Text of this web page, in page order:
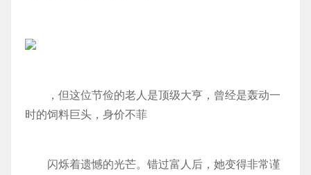
，但这位节俭的老人是顶级大亨，曾经是轰动一
时的饲料巨头，身价不菲
闪烁着遗憾的光芒。错过富人后，她变得非常谨